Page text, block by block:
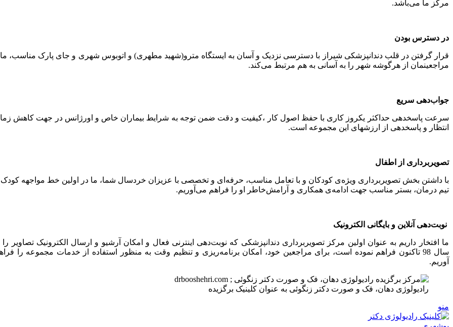
مرکز ما می‌باشد.
در دسترس بودن
قرار گرفتن در قلب دندانپزشکی شیراز با دسترسی نزدیک و آسان به ایستگاه مترو(شهید مطهری) و اتوبوس شهری و جای پارک مناسب،
مراجعینمان از هرگوشه شهر را به آسانی به هم مرتبط می‌کند.
جواب‌دهی سریع
سرعت پاسخدهی حداکثر یکروز کاری با حفظ اصول کار ،کیفیت و دقت ضمن توجه به شرایط بیماران خاص و اورژانس در جهت کاهش
انتظار و پاسخدهی از ارزشهای این مجموعه است.
تصویربرداری از اطفال
با داشتن بخش تصویربرداری ویژه‌ی کودکان و با تعامل مناسب، حرفه‌ای و تخصصی با عزیزان خردسال شما، ما در اولین خط مواجهه کودک
تیم درمان، بستر مناسب جهت ادامه‌ی همکاری و آرامش‌خاطر او را فراهم می‌آوریم.
نوبت‌دهی آنلاین و بایگانی الکترونیک
ما افتخار داریم به عنوان اولین مرکز تصویربرداری دندانپزشکی که نوبت‌دهی اینترنی فعال و امکان آرشیو و ارسال الکترونیک تصاویر را
سال 98 تاکنون فراهم نموده است، برای مراجعین خود، امکان برنامه‌ریزی و تنظیم وقت به منظور استفاده از خدمات مجموعه را
آوریم.
رادیولوژی دهان، فک و صورت دکتر زنگوئی به عنوان کلینیک برگزیده
منو